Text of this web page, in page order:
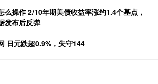
么操作 2/10年期美债收益率涨约1.4个基点，
发布后反弹
日元跌超0.9%，失守144